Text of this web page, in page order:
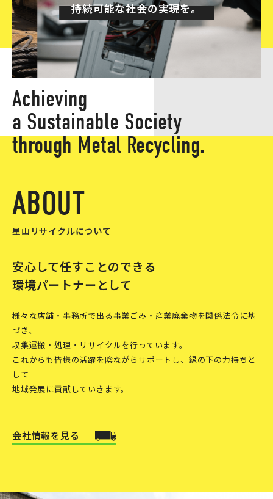
持続可能な社会の実現を。
Achieving
a Sustainable Society
through Metal Recycling.
ABOUT
星山リサイクルについて
安心して任すことのできる
環境パートナーとして
様々な店舗・事務所で出る事業ごみ・産業廃棄物を関係法令に基
づき、
収集運搬・処理・リサイクルを行っています。
これからも皆様の活躍を陰ながらサポートし、縁の下の力持ちと
して
地域発展に貢献していきます。
会社情報を見る